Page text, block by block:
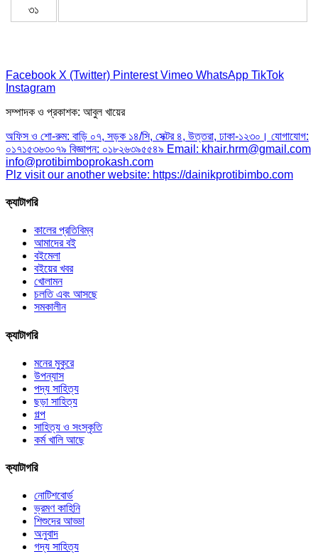
৩১
Facebook X (Twitter) Pinterest Vimeo WhatsApp TikTok
Instagram
সম্পাদক ও প্রকাশক: আবুল খায়ের
অফিস ও শো-রুম: বাড়ি ০৭, সড়ক ১৪/সি, সেক্টর ৪, উত্তরা, ঢাকা-১২৩০। যোগাযোগ:
০১৭১৫৩৬৩০৭৯ বিজ্ঞাপন: ০১৮২৬৩৯৫৫৪৯ Email: khair.hrm@gmail.com
info@protibimboprokash.com
Plz visit our another website: https://dainikprotibimbo.com
ক্যাটাগরি
কালের প্রতিবিম্ব
আমাদের বই
বইমেলা
বইয়ের খবর
খোলামন
চলতি এবং আসছে
সমকালীন
ক্যাটাগরি
মনের মুকুরে
উপন্যাস
পদ্য সাহিত্য
ছড়া সাহিত্য
গল্প
সাহিত্য ও সংস্কৃতি
কর্ম খালি আছে
ক্যাটাগরি
নোটিশবোর্ড
ভ্রমণ কাহিনি
শিশুদের আড্ডা
অনুবাদ
গদ্য সাহিত্য